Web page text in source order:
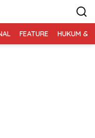
FEATURE HUKUM &